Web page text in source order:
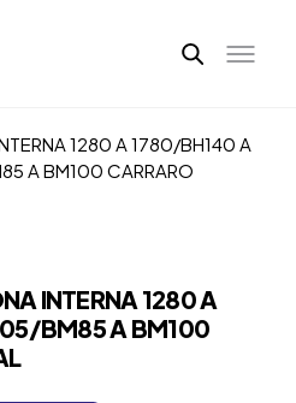
1280 A 1780/BH140 A
A BM100 CARRARO
INTERNA 1280 A
BM85 A BM100